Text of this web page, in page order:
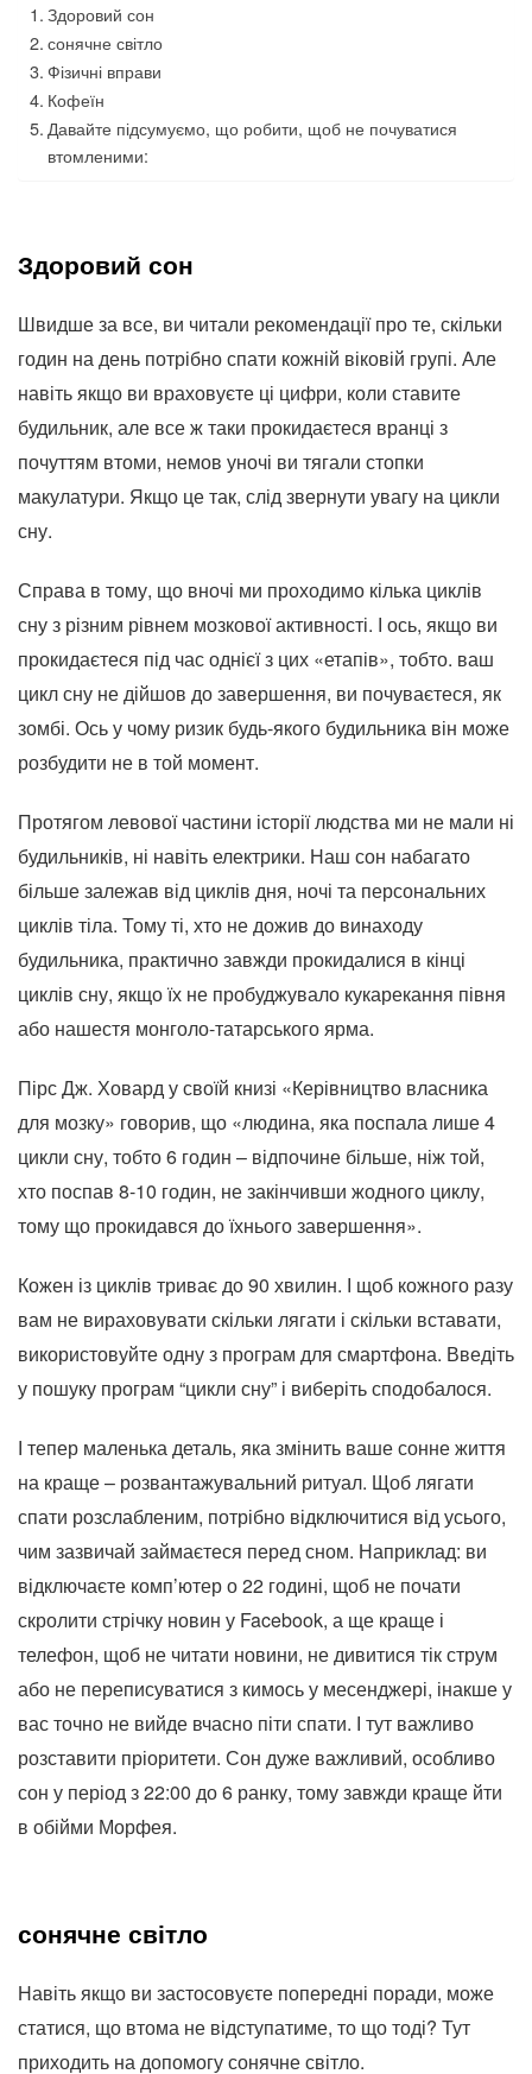
Здоровий сон
сонячне світло
Фізичні вправи
Кофеїн
Давайте підсумуємо, що робити, щоб не почуватися
втомленими:
Здоровий сон
Швидше за все, ви читали рекомендації про те, скільки
годин на день потрібно спати кожній віковій групі. Але
навіть якщо ви враховуєте ці цифри, коли ставите
будильник, але все ж таки прокидаєтеся вранці з
почуттям втоми, немов уночі ви тягали стопки
макулатури. Якщо це так, слід звернути увагу на цикли
сну.
Справа в тому, що вночі ми проходимо кілька циклів
сну з різним рівнем мозкової активності. І ось, якщо ви
прокидаєтеся під час однієї з цих «етапів», тобто. ваш
цикл сну не дійшов до завершення, ви почуваєтеся, як
зомбі. Ось у чому ризик будь-якого будильника він може
розбудити не в той момент.
Протягом левової частини історії людства ми не мали ні
будильників, ні навіть електрики. Наш сон набагато
більше залежав від циклів дня, ночі та персональних
циклів тіла. Тому ті, хто не дожив до винаходу
будильника, практично завжди прокидалися в кінці
циклів сну, якщо їх не пробуджувало кукарекання півня
або нашестя монголо-татарського ярма.
Пірс Дж. Ховард у своїй книзі «Керівництво власника
для мозку» говорив, що «людина, яка поспала лише 4
цикли сну, тобто 6 годин – відпочине більше, ніж той,
хто поспав 8-10 годин, не закінчивши жодного циклу,
тому що прокидався до їхнього завершення».
Кожен із циклів триває до 90 хвилин. І щоб кожного разу
вам не вираховувати скільки лягати і скільки вставати,
використовуйте одну з програм для смартфона. Введіть
у пошуку програм “цикли сну” і виберіть сподобалося.
І тепер маленька деталь, яка змінить ваше сонне життя
на краще – розвантажувальний ритуал. Щоб лягати
спати розслабленим, потрібно відключитися від усього,
чим зазвичай займаєтеся перед сном. Наприклад: ви
відключаєте комп’ютер о 22 годині, щоб не почати
скролити стрічку новин у Facebook, а ще краще і
телефон, щоб не читати новини, не дивитися тік струм
або не переписуватися з кимось у месенджері, інакше у
вас точно не вийде вчасно піти спати. І тут важливо
розставити пріоритети. Сон дуже важливий, особливо
сон у період з 22:00 до 6 ранку, тому завжди краще йти
в обійми Морфея.
сонячне світло
Навіть якщо ви застосовуєте попередні поради, може
статися, що втома не відступатиме, то що тоді? Тут
приходить на допомогу сонячне світло.